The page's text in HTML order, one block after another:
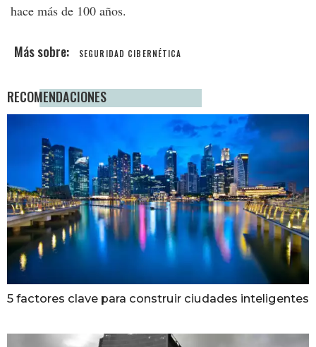
hace más de 100 años.
SEGURIDAD CIBERNÉTICA
RECOMENDACIONES
5 factores clave para construir ciudades inteligentes